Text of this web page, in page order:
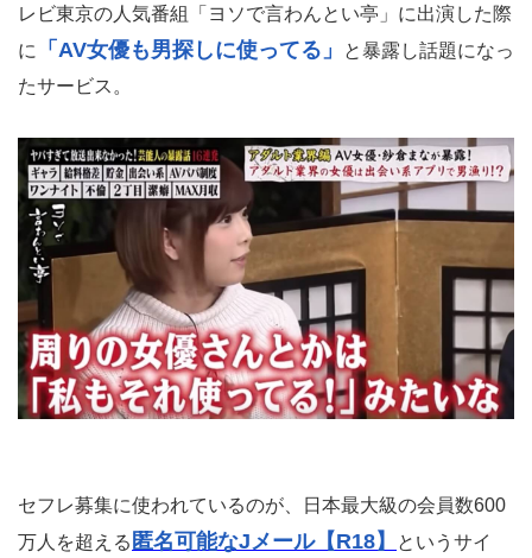
レビ東京の人気番組「ヨソで言わんとい亭」に出演した際
に
「AV女優も男探しに使ってる」
と暴露し話題になっ
たサービス。
セフレ募集に使われているのが、日本最大級の会員数600
万人を超える 匿名可能なJメール【R18】 というサイ